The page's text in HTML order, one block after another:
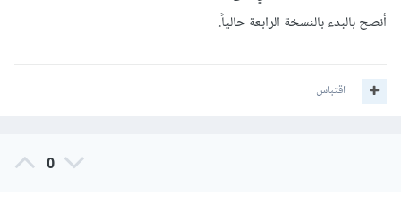
أنصح بالبدء بالنسخة الرابعة حالياً.
اقتباس
0